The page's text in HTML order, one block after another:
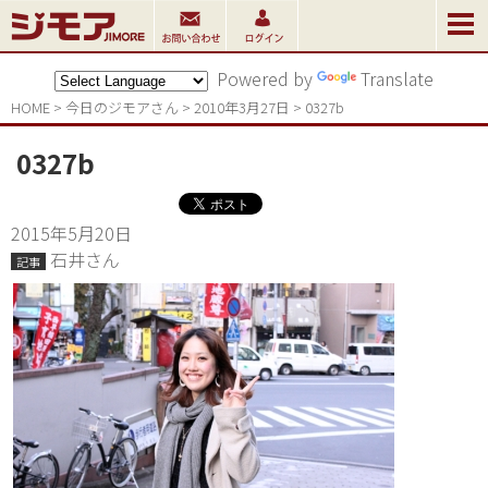
Powered by Translate
HOME > 今日のジモアさん > 2010年3月27日 > 0327b
0327b
2015年5月20日
記事 石井さん